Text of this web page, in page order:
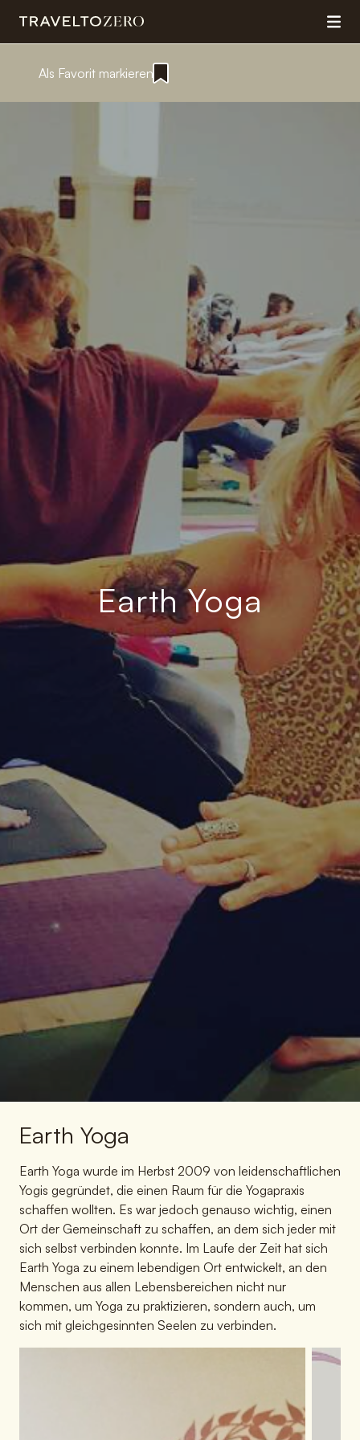
Als Favorit markieren
Earth Yoga
Earth Yoga
Earth Yoga wurde im Herbst 2009 von leidenschaftlichen
Yogis gegründet, die einen Raum für die Yogapraxis
schaffen wollten. Es war jedoch genauso wichtig, einen
Ort der Gemeinschaft zu schaffen, an dem sich jeder mit
sich selbst verbinden konnte. Im Laufe der Zeit hat sich
Earth Yoga zu einem lebendigen Ort entwickelt, an den
Menschen aus allen Lebensbereichen nicht nur
kommen, um Yoga zu praktizieren, sondern auch, um
sich mit gleichgesinnten Seelen zu verbinden.